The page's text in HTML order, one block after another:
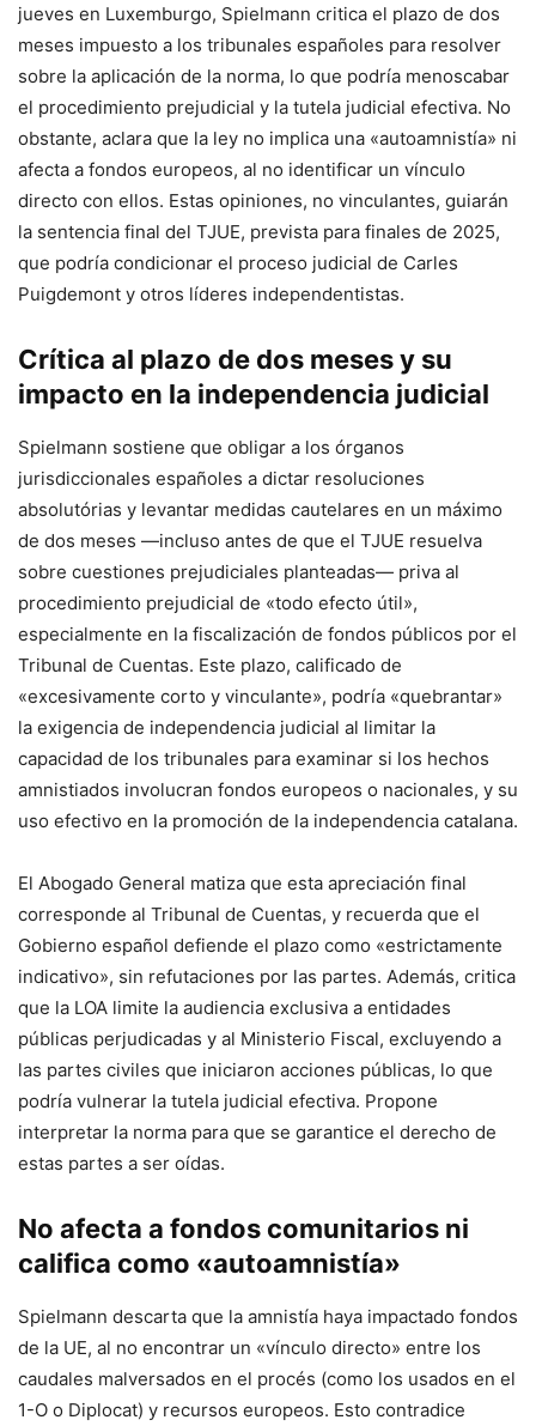
jueves en Luxemburgo, Spielmann critica el plazo de dos
meses impuesto a los tribunales españoles para resolver
sobre la aplicación de la norma, lo que podría menoscabar
el procedimiento prejudicial y la tutela judicial efectiva. No
obstante, aclara que la ley no implica una «autoamnistía» ni
afecta a fondos europeos, al no identificar un vínculo
directo con ellos. Estas opiniones, no vinculantes, guiarán
la sentencia final del TJUE, prevista para finales de 2025,
que podría condicionar el proceso judicial de Carles
Puigdemont y otros líderes independentistas.
Crítica al plazo de dos meses y su
impacto en la independencia judicial
Spielmann sostiene que obligar a los órganos
jurisdiccionales españoles a dictar resoluciones
absolutórias y levantar medidas cautelares en un máximo
de dos meses —incluso antes de que el TJUE resuelva
sobre cuestiones prejudiciales planteadas— priva al
procedimiento prejudicial de «todo efecto útil»,
especialmente en la fiscalización de fondos públicos por el
Tribunal de Cuentas. Este plazo, calificado de
«excesivamente corto y vinculante», podría «quebrantar»
la exigencia de independencia judicial al limitar la
capacidad de los tribunales para examinar si los hechos
amnistiados involucran fondos europeos o nacionales, y su
uso efectivo en la promoción de la independencia catalana.
El Abogado General matiza que esta apreciación final
corresponde al Tribunal de Cuentas, y recuerda que el
Gobierno español defiende el plazo como «estrictamente
indicativo», sin refutaciones por las partes. Además, critica
que la LOA limite la audiencia exclusiva a entidades
públicas perjudicadas y al Ministerio Fiscal, excluyendo a
las partes civiles que iniciaron acciones públicas, lo que
podría vulnerar la tutela judicial efectiva. Propone
interpretar la norma para que se garantice el derecho de
estas partes a ser oídas.
No afecta a fondos comunitarios ni
califica como «autoamnistía»
Spielmann descarta que la amnistía haya impactado fondos
de la UE, al no encontrar un «vínculo directo» entre los
caudales malversados en el procés (como los usados en el
1-O o Diplocat) y recursos europeos. Esto contradice